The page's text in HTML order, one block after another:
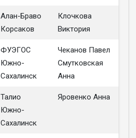
Алан-Браво
Корсаков
Клочкова
Виктория
ФУЭГОС
Южно-
Сахалинск
Чеканов Павел
Смутковская
Анна
Талио
Южно-
Сахалинск
Яровенко Анна